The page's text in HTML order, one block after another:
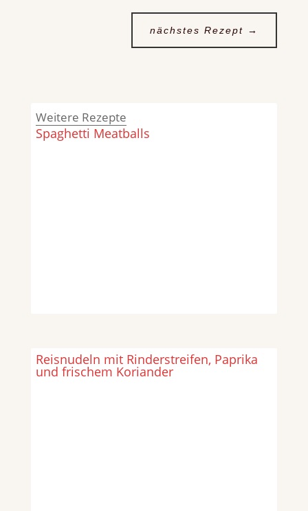
nächstes Rezept →
Weitere Rezepte
Spaghetti Meatballs
Reisnudeln mit Rinderstreifen, Paprika
und frischem Koriander